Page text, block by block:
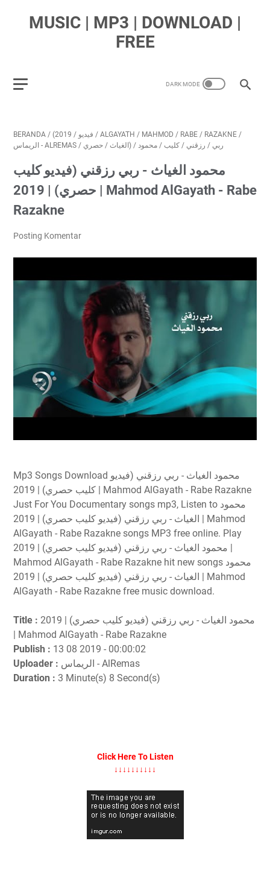
MUSIC | MP3 | DOWNLOAD |
FREE
BERANDA / (فيديو /
2019 / ALGAYATH / MAHMOD / RABE / RAZAKNE /
الريماس - ALREMAS / الغياث / حصري) / ربي / رزقني / كليب / محمود
محمود الغياث - ربي رزقني (فيديو كليب
حصري) | 2019 | Mahmod AlGayath - Rabe
Razakne
Posting Komentar
Mp3 Songs Download محمود الغياث - ربي رزقني (فيديو
كليب حصري) | 2019 | Mahmod AlGayath - Rabe Razakne
Just For You Documentary songs mp3, Listen to محمود
الغياث - ربي رزقني (فيديو كليب حصري) | 2019 | Mahmod
AlGayath - Rabe Razakne songs MP3 free online. Play
محمود الغياث - ربي رزقني (فيديو كليب حصري) | 2019 |
Mahmod AlGayath - Rabe Razakne hit new songs محمود
الغياث - ربي رزقني (فيديو كليب حصري) | 2019 | Mahmod
AlGayath - Rabe Razakne free music download.
Title :
| Mahmod AlGayath - Rabe Razakne
Publish : 13 08 2019 - 00:00:02
Uploader :
الريماس - AlRemas
Duration : 3 Minute(s) 8 Second(s)
Click Here To Listen
↓↓↓↓↓↓↓↓↓↓